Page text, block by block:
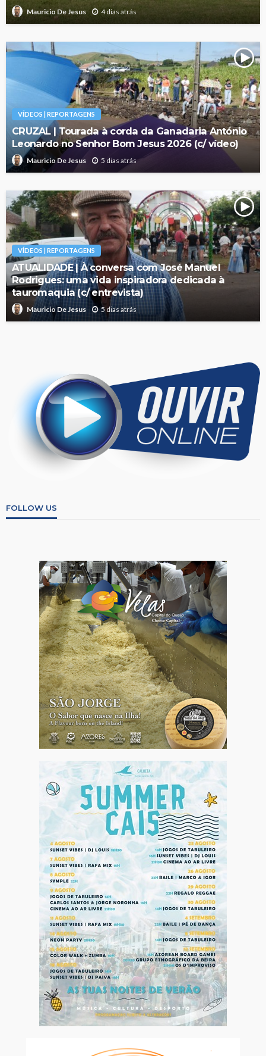
Mauricio De Jesus 4 dias atrás
VÍDEOS | REPORTAGENS
CRUZAL | Tourada à corda da Ganadaria António
Leonardo no Senhor Bom Jesus 2026 (c/ vídeo)
Mauricio De Jesus 5 dias atrás
VÍDEOS | REPORTAGENS
ATUALIDADE | À conversa com José Manuel
Rodrigues: uma vida inspiradora dedicada à
tauromaquia (c/ entrevista)
Mauricio De Jesus 5 dias atrás
FOLLOW US